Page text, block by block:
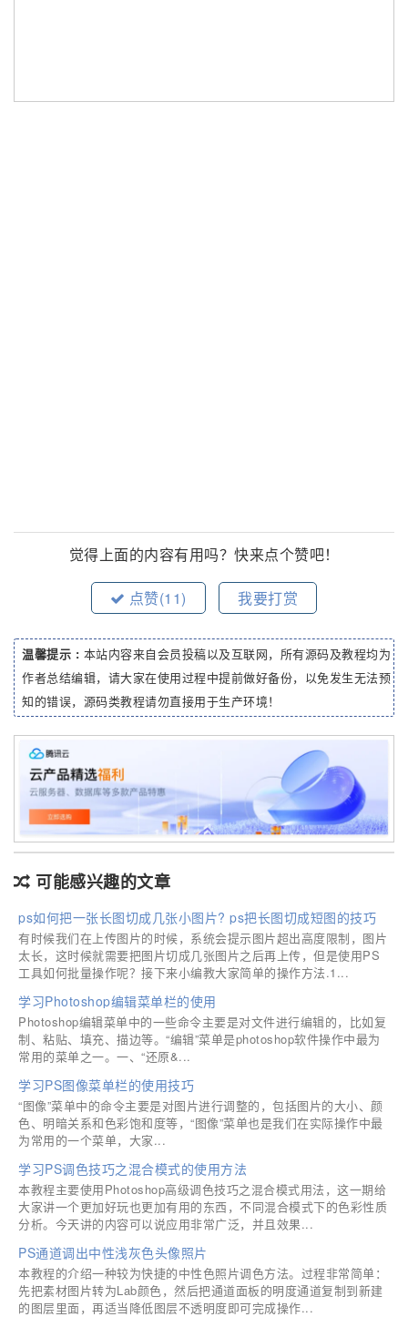
觉得上面的内容有用吗？快来点个赞吧！
点赞(11) 我要打赏
温馨提示 : 本站内容来自会员投稿以及互联网，所有源码及教程均为
作者总结编辑，请大家在使用过程中提前做好备份，以免发生无法预
知的错误，源码类教程请勿直接用于生产环境！
可能感兴趣的文章
ps如何把一张长图切成几张小图片? ps把长图切成短图的技巧
有时候我们在上传图片的时候，系统会提示图片超出高度限制，图片
太长，这时候就需要把图片切成几张图片之后再上传，但是使用PS
工具如何批量操作呢？接下来小编教大家简单的操作方法.1...
学习Photoshop编辑菜单栏的使用
Photoshop编辑菜单中的一些命令主要是对文件进行编辑的，比如复
制、粘贴、填充、描边等。“编辑”菜单是photoshop软件操作中最为
常用的菜单之一。一、“还原&...
学习PS图像菜单栏的使用技巧
“图像”菜单中的命令主要是对图片进行调整的，包括图片的大小、颜
色、明暗关系和色彩饱和度等，“图像”菜单也是我们在实际操作中最
为常用的一个菜单，大家...
学习PS调色技巧之混合模式的使用方法
本教程主要使用Photoshop高级调色技巧之混合模式用法，这一期给
大家讲一个更加好玩也更加有用的东西，不同混合模式下的色彩性质
分析。今天讲的内容可以说应用非常广泛，并且效果...
PS通道调出中性浅灰色头像照片
本教程的介绍一种较为快捷的中性色照片调色方法。过程非常简单：
先把素材图片转为Lab颜色，然后把通道面板的明度通道复制到新建
的图层里面，再适当降低图层不透明度即可完成操作...